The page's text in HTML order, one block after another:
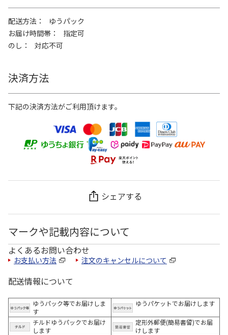
配送方法
ゆうパック
お届け時間帯
指定可
のし
対応不可
決済方法
下記の決済方法がご利用頂けます。
シェアする
マークや記載内容について
よくあるお問い合わせ
お支払い方法 注文のキャンセルについて
配送情報について
ゆうパック等でお届けしま
す
ゆうパケットでお届けします
チルドゆうパックでお届け
します
定形外郵便(簡易書留)でお届
けします